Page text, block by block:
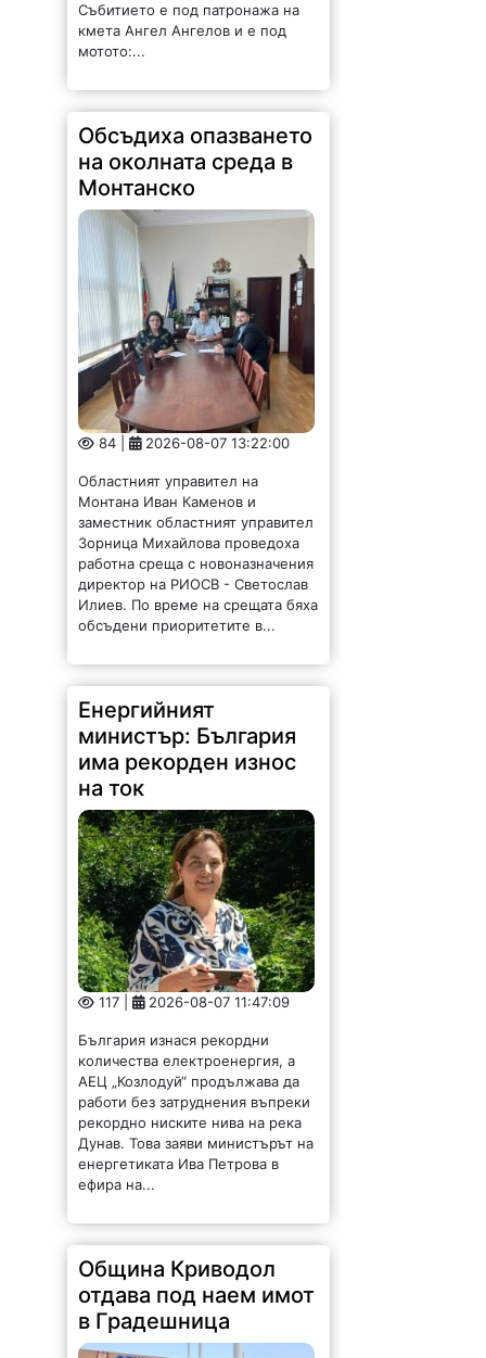
Събитието е под патронажа на
кмета Ангел Ангелов и е под
мотото:...
Обсъдиха опазването
на околната среда в
Монтанско
84 | 2026-08-07 13:22:00
Областният управител на
Монтана Иван Каменов и
заместник областният управител
Зорница Михайлова проведоха
работна среща с новоназначения
директор на РИОСВ - Светослав
Илиев. По време на срещата бяха
обсъдени приоритетите в...
Енергийният
министър: България
има рекорден износ
на ток
117 | 2026-08-07 11:47:09
България изнася рекордни
количества електроенергия, а
АЕЦ „Козлодуй“ продължава да
работи без затруднения въпреки
рекордно ниските нива на река
Дунав. Това заяви министърът на
енергетиката Ива Петрова в
ефира на...
Община Криводол
отдава под наем имот
в Градешница